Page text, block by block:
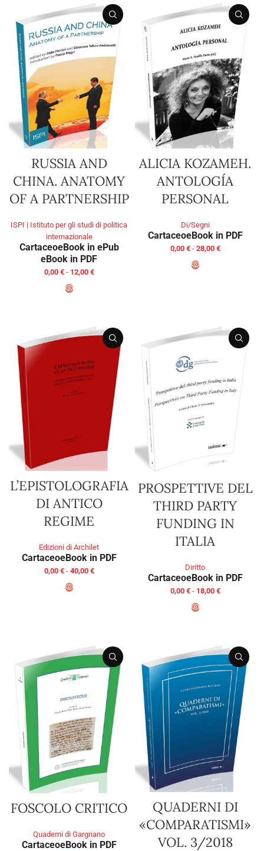
RUSSIA AND
CHINA. ANATOMY
OF A PARTNERSHIP
ISPI | Istituto per gli studi di politica
internazionale
CartaceoeBook in ePub
eBook in PDF
0,00 € - 12,00 €
ALICIA KOZAMEH.
ANTOLOGÍA
PERSONAL
Di/Segni
CartaceoeBook in PDF
0,00 € - 28,00 €
L’EPISTOLOGRAFIA
DI ANTICO
REGIME
Edizioni di Archilet
CartaceoeBook in PDF
0,00 € - 40,00 €
PROSPETTIVE DEL
THIRD PARTY
FUNDING IN
ITALIA
Diritto
CartaceoeBook in PDF
0,00 € - 18,00 €
FOSCOLO CRITICO
Quaderni di Gargnano
CartaceoeBook in PDF
QUADERNI DI
«COMPARATISMI»
VOL. 3/2018